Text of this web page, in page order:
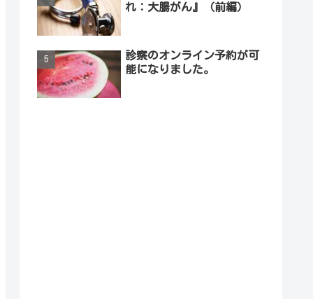
れ：大腸がん』（前編）
診察のオンライン予約が可
能になりました。